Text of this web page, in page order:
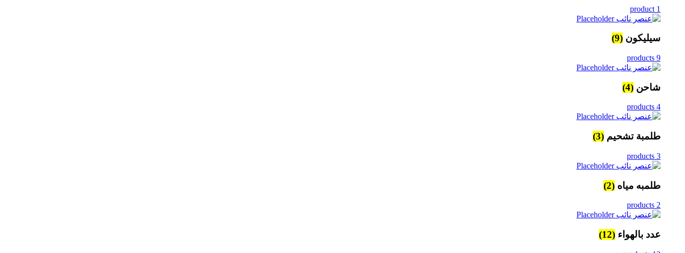
1 product
سيليكون (9)
9 products
شاحن (4)
4 products
طلمبة تشحيم (3)
3 products
طلمبه مياه (2)
2 products
عدد بالهواء (12)